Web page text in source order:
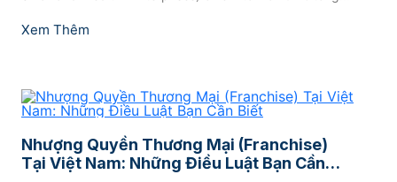
Xem Thêm
Nhượng Quyền Thương Mại (Franchise)
Tại Việt Nam: Những Điều Luật Bạn Cần